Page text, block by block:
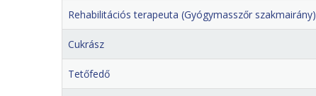
Rehabilitációs terapeuta (Gyógymasszőr szakmairány)
Cukrász
Tetőfedő